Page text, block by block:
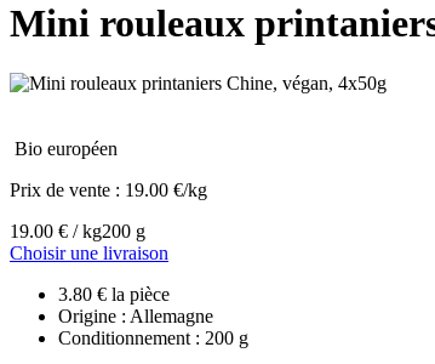
Mini rouleaux
Bio européen
Prix de vente : 19.00 €/kg
19.00 € / kg200 g
Choisir une livraison
3.80 € la pièce
Origine : Allemagne
Conditionnement : 200 g